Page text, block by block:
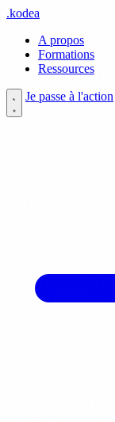
.kodea
A propos
Formations
Ressources
Je passe à l'action